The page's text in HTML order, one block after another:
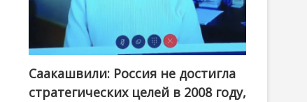
Саакашвили: Россия не достигла
стратегических целей в 2008 году,